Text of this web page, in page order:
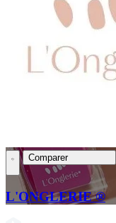
Comparer
L'ONGLERIE ®